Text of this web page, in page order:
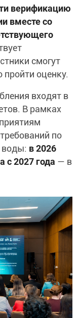
верификацию
вместе со
смогут
пройти оценку.
входят в
В рамках
по
воды: в 2026
а с 2027 года — в